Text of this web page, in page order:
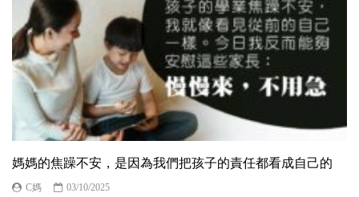
媽媽的焦躁不安，是因為我們把孩子的責任都看成自己的
C媽
03/10/2025